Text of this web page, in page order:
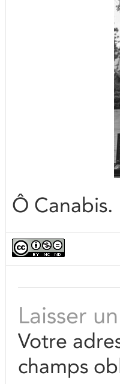
Ô
Laisser
Votre
champs